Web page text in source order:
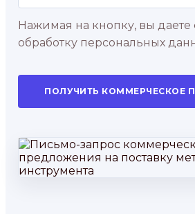
Нажимая на кнопку, вы даете
обработку персональных
ПОЛУЧИТЬ КОММЕРЧЕСКОЕ